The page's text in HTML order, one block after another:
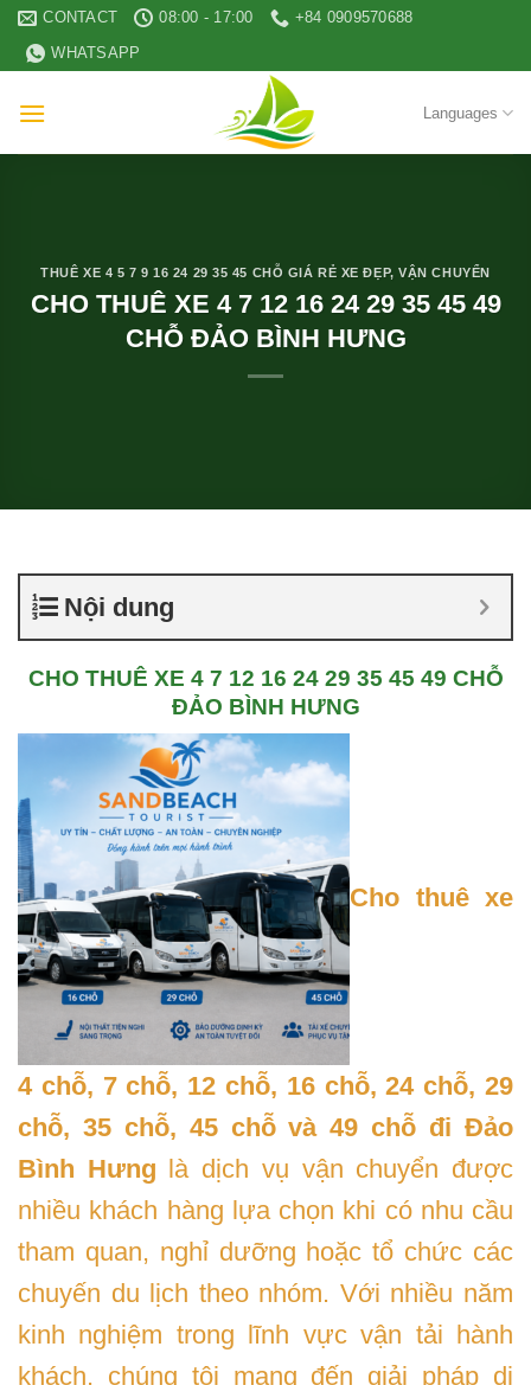
Skip
content
CONTACT 08:00 - 17:00
+84 0909570688
WHATSAPP
Languages
THUÊ XE 4 5 7 9 16 24 29 35 45 CHỖ GIÁ RẺ XE ĐẸP,VẬN CHUYỂN
CHO THUÊ XE 4 7 12 16 24 29 35 45 49
CHỖ ĐẢO BÌNH HƯNG
Nội dung
CHO THUÊ XE 4 7 12 16 24 29 35 45 49 CHỖ
ĐẢO BÌNH HƯNG
Cho thuê xe
4 chỗ, 7 chỗ, 12 chỗ, 16 chỗ, 24 chỗ, 29
chỗ, 35 chỗ, 45 chỗ và 49 chỗ đi Đảo
Bình Hưng là dịch vụ vận chuyển được
nhiều khách hàng lựa chọn khi có nhu cầu
tham quan, nghỉ dưỡng hoặc tổ chức các
chuyến du lịch theo nhóm. Với nhiều năm
kinh nghiệm trong lĩnh vực vận tải hành
khách, chúng tôi mang đến giải pháp di